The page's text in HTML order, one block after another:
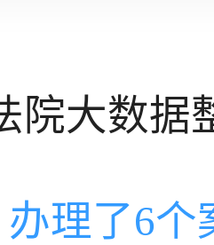
院大数据
办理了6个